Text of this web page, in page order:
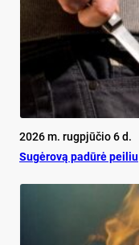
2026 m. rugpjūčio 6 d.
Su­gė­ro­vą pa­dū­rė pei­liu